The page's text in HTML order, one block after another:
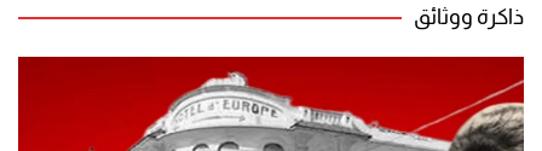
ذاكرة ووثائق